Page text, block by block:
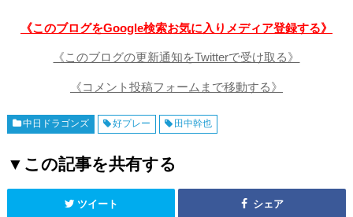
《このブログをGoogle検索お気に入りメディア登録する》
《このブログの更新通知をTwitterで受け取る》
《コメント投稿フォームまで移動する》
中日ドラゴンズ 好プレー 田中幹也
▼この記事を共有する
ツイート シェア